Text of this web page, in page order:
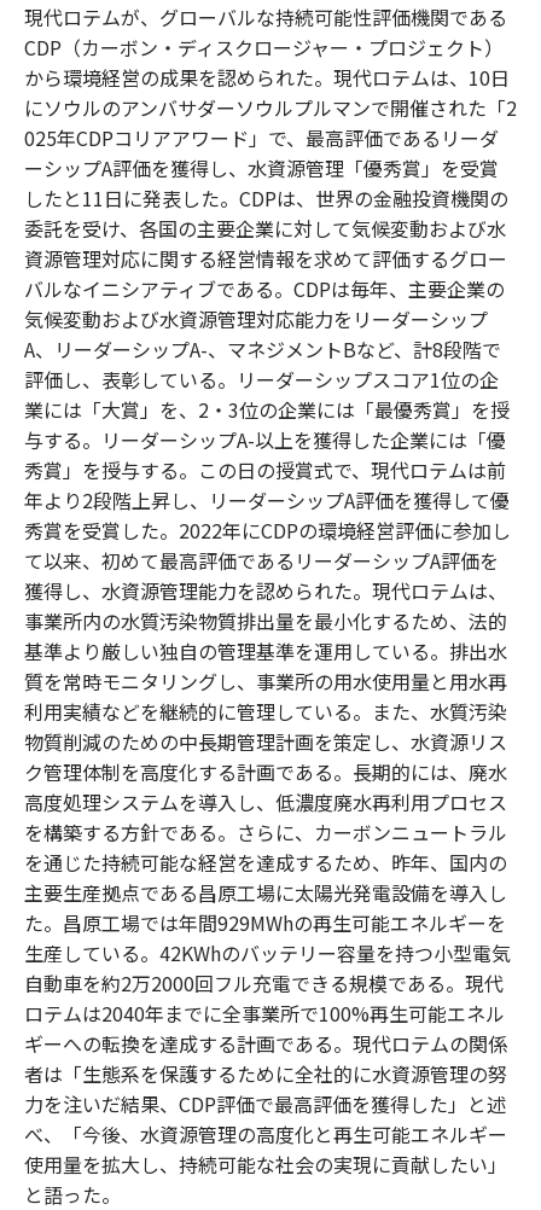
現代ロテムが、グローバルな持続可能性評価機関である
CDP（カーボン・ディスクロージャー・プロジェクト）
から環境経営の成果を認められた。現代ロテムは、10日
にソウルのアンバサダーソウルプルマンで開催された「2
025年CDPコリアアワード」で、最高評価であるリーダ
ーシップA評価を獲得し、水資源管理「優秀賞」を受賞
したと11日に発表した。CDPは、世界の金融投資機関の
委託を受け、各国の主要企業に対して気候変動および水
資源管理対応に関する経営情報を求めて評価するグロー
バルなイニシアティブである。CDPは毎年、主要企業の
気候変動および水資源管理対応能力をリーダーシップ
A、リーダーシップA-、マネジメントBなど、計8段階で
評価し、表彰している。リーダーシップスコア1位の企
業には「大賞」を、2・3位の企業には「最優秀賞」を授
与する。リーダーシップA-以上を獲得した企業には「優
秀賞」を授与する。この日の授賞式で、現代ロテムは前
年より2段階上昇し、リーダーシップA評価を獲得して優
秀賞を受賞した。2022年にCDPの環境経営評価に参加し
て以来、初めて最高評価であるリーダーシップA評価を
獲得し、水資源管理能力を認められた。現代ロテムは、
事業所内の水質汚染物質排出量を最小化するため、法的
基準より厳しい独自の管理基準を運用している。排出水
質を常時モニタリングし、事業所の用水使用量と用水再
利用実績などを継続的に管理している。また、水質汚染
物質削減のための中長期管理計画を策定し、水資源リス
ク管理体制を高度化する計画である。長期的には、廃水
高度処理システムを導入し、低濃度廃水再利用プロセス
を構築する方針である。さらに、カーボンニュートラル
を通じた持続可能な経営を達成するため、昨年、国内の
主要生産拠点である昌原工場に太陽光発電設備を導入し
た。昌原工場では年間929MWhの再生可能エネルギーを
生産している。42KWhのバッテリー容量を持つ小型電気
自動車を約2万2000回フル充電できる規模である。現代
ロテムは2040年までに全事業所で100%再生可能エネル
ギーへの転換を達成する計画である。現代ロテムの関係
者は「生態系を保護するために全社的に水資源管理の努
力を注いだ結果、CDP評価で最高評価を獲得した」と述
べ、「今後、水資源管理の高度化と再生可能エネルギー
使用量を拡大し、持続可能な社会の実現に貢献したい」
と語った。